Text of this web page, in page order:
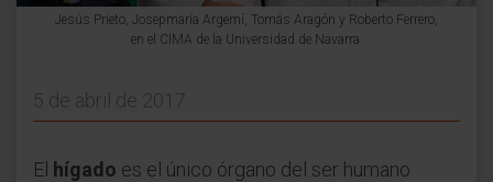
Jesús Prieto, Josepmaría Argemí, Tomás Aragón y Roberto Ferrero,
en el CIMA de la Universidad de Navarra.
5 de abril de 2017
El hígado es el único órgano del ser humano